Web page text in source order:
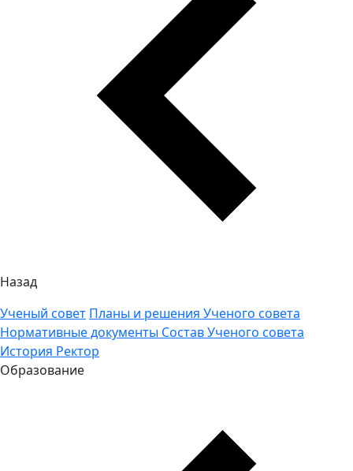
Назад
Ученый совет Планы и решения Ученого совета
Нормативные документы Состав Ученого совета
История Ректор
Образование